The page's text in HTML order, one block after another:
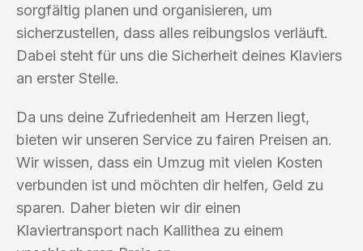
sorgfältig planen und organisieren, um
sicherzustellen, dass alles reibungslos verläuft.
Dabei steht für uns die Sicherheit deines Klaviers
an erster Stelle.
Da uns deine Zufriedenheit am Herzen liegt,
bieten wir unseren Service zu fairen Preisen an.
Wir wissen, dass ein Umzug mit vielen Kosten
verbunden ist und möchten dir helfen, Geld zu
sparen. Daher bieten wir dir einen
Klaviertransport nach Kallithea zu einem